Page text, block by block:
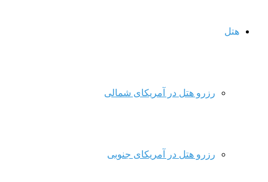
هتل
رزرو هتل در آمریکای شمالی
رزرو هتل در آمریکای جنوبی